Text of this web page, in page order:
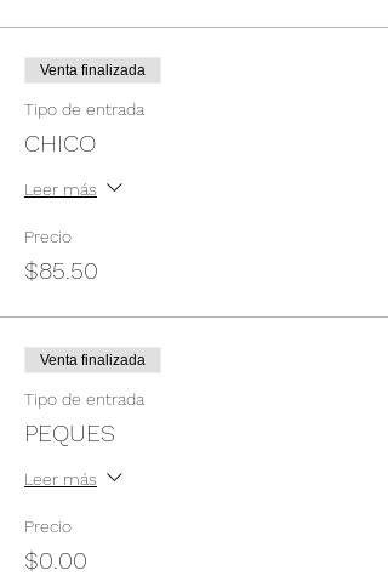
Venta finalizada
Tipo de entrada
CHICO
Leer más
Precio
$85.50
Venta finalizada
Tipo de entrada
PEQUES
Leer más
Precio
$0.00